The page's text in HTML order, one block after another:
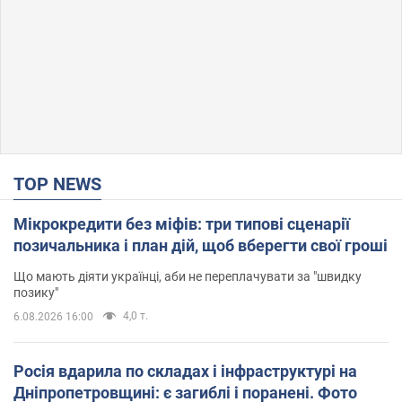
TOP NEWS
Мікрокредити без міфів: три типові сценарії
позичальника і план дій, щоб вберегти свої гроші
Що мають діяти українці, аби не переплачувати за "швидку
позику"
6.08.2026 16:00 4,0 т.
Росія вдарила по складах і інфраструктурі на
Дніпропетровщині: є загиблі і поранені. Фото